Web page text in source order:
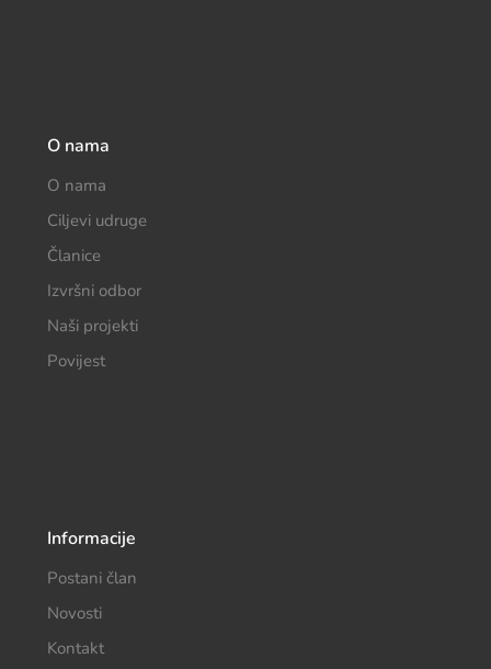
O nama
O nama
Ciljevi udruge
Članice
Izvršni odbor
Naši projekti
Povijest
Informacije
Postani član
Novosti
Kontakt